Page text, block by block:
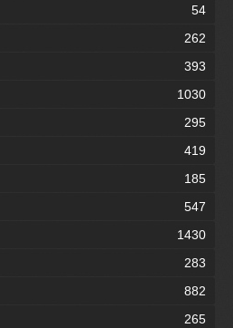
54
262
393
1030
295
419
185
547
1430
283
882
265